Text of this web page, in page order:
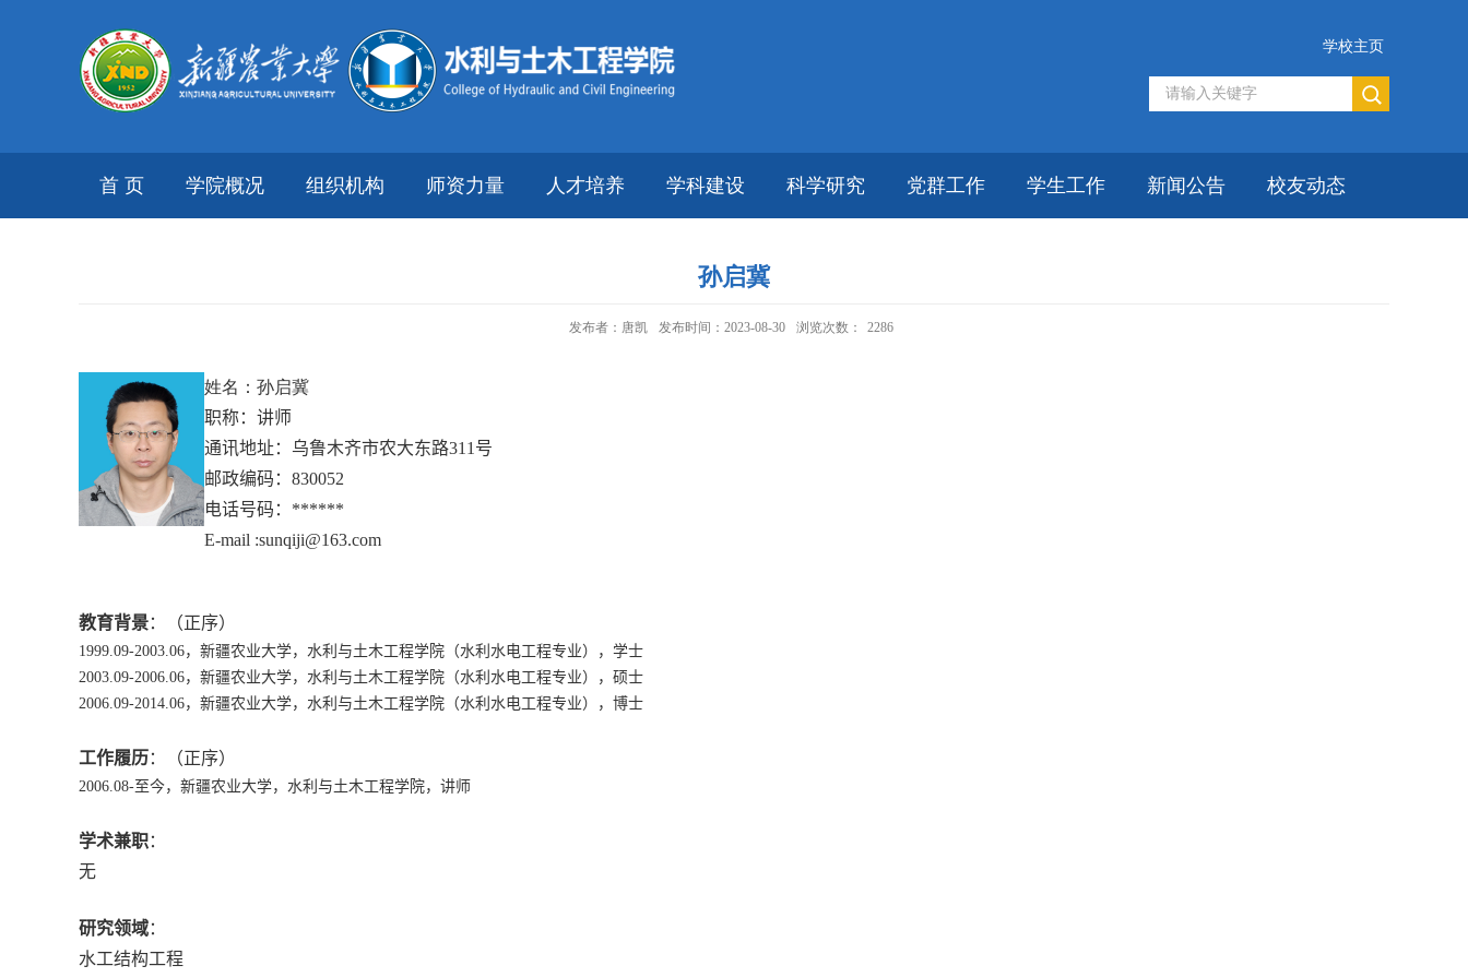
学校主页
首 页 学院概况 组织机构 师资力量 人才培养 学科建设 科学研究 党群工作 学生工作 新闻公告 校友动态
孙启冀
发布者：唐凯 发布时间：2023-08-30 浏览次数： 2286
姓名：孙启冀
职称：讲师
通讯地址：乌鲁木齐市农大东路311 号
邮政编码： 830052
电话号码： ******
E-mail :sunqiji@163.com
教育背景：（正序）
1999.09-2003.06，新疆农业大学，水利与土木工程学院（水利水电工程专业），学士
2003.09-2006.06，新疆农业大学，水利与土木工程学院（水利水电工程专业），硕士
2006.09-2014.06，新疆农业大学，水利与土木工程学院（水利水电工程专业），博士
工作履历：（正序）
2006.08-至今，新疆农业大学，水利与土木工程学院，讲师
学术兼职：
无
研究领域：
水工结构工程